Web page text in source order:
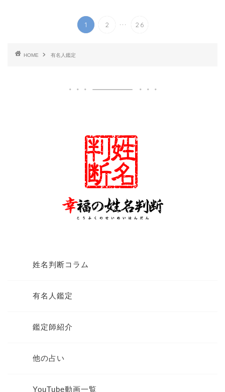
1 2 ... 26
HOME 有名人鑑定
姓名判断コラム
有名人鑑定
鑑定師紹介
他の占い
YouTube動画一覧